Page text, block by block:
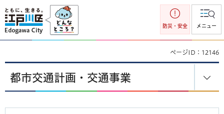
江戸川区
防災・安全 メニュー
ページID：12146
都市交通計画・交通事業